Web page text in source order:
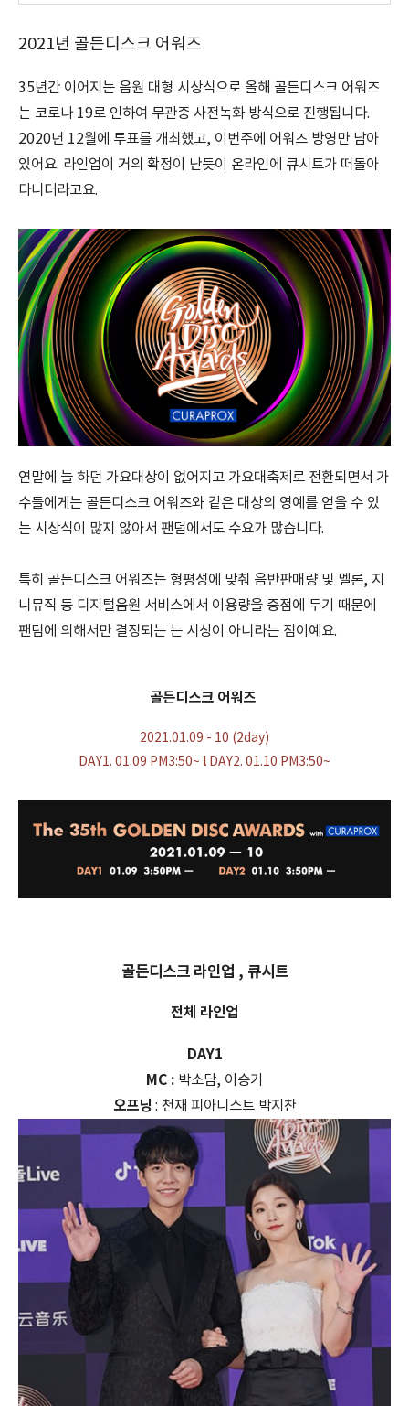
2021년 골든디스크 어워즈
35년간 이어지는 음원 대형 시상식으로 올해 골든디스크 어워즈
는 코로나 19로 인하여 무관중 사전녹화 방식으로 진행됩니다.
2020년 12월에 투표를 개최했고, 이번주에 어워즈 방영만 남아
있어요. 라인업이 거의 확정이 난듯이 온라인에 큐시트가 떠돌아
다니더라고요.
연말에 늘 하던 가요대상이 없어지고 가요대축제로 전환되면서 가
수들에게는 골든디스크 어워즈와 같은 대상의 영예를 얻을 수 있
는 시상식이 많지 않아서 팬덤에서도 수요가 많습니다.
특히 골든디스크 어워즈는 형평성에 맞춰 음반판매량 및 멜론, 지
니뮤직 등 디지털음원 서비스에서 이용량을 중점에 두기 때문에
팬덤에 의해서만 결정되는 는 시상이 아니라는 점이예요.
골든디스크 어워즈
2021.01.09 - 10 (2day)
DAY1. 01.09 PM3:50~ l DAY2. 01.10 PM3:50~
골든디스크 라인업 , 큐시트
전체 라인업
DAY1
MC : 박소담, 이승기
오프닝 : 천재 피아니스트 박지찬